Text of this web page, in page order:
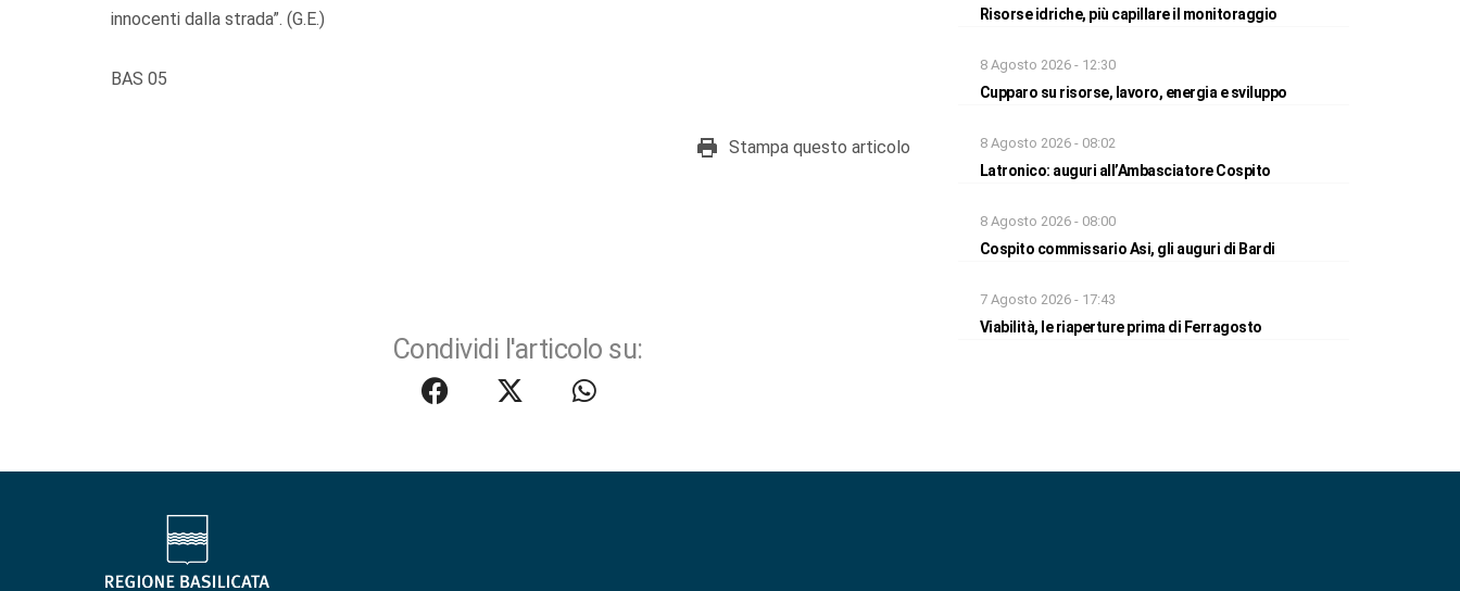
innocenti dalla strada”. (G.E.)
BAS 05
Stampa questo articolo
Condividi l'articolo su:
Risorse idriche, più capillare il monitoraggio
8 Agosto 2026 - 12:30
Cupparo su risorse, lavoro, energia e sviluppo
8 Agosto 2026 - 08:02
Latronico: auguri all’Ambasciatore Cospito
8 Agosto 2026 - 08:00
Cospito commissario Asi, gli auguri di Bardi
7 Agosto 2026 - 17:43
Viabilità, le riaperture prima di Ferragosto